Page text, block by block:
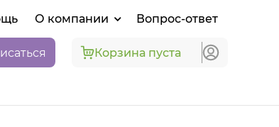
О компании Вопрос-ответ
Корзина пуста